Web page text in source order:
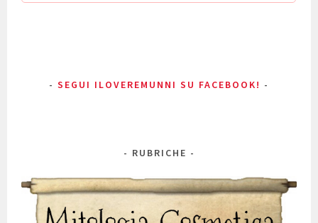
SEGUI ILOVEREMUNNI SU FACEBOOK!
RUBRICHE